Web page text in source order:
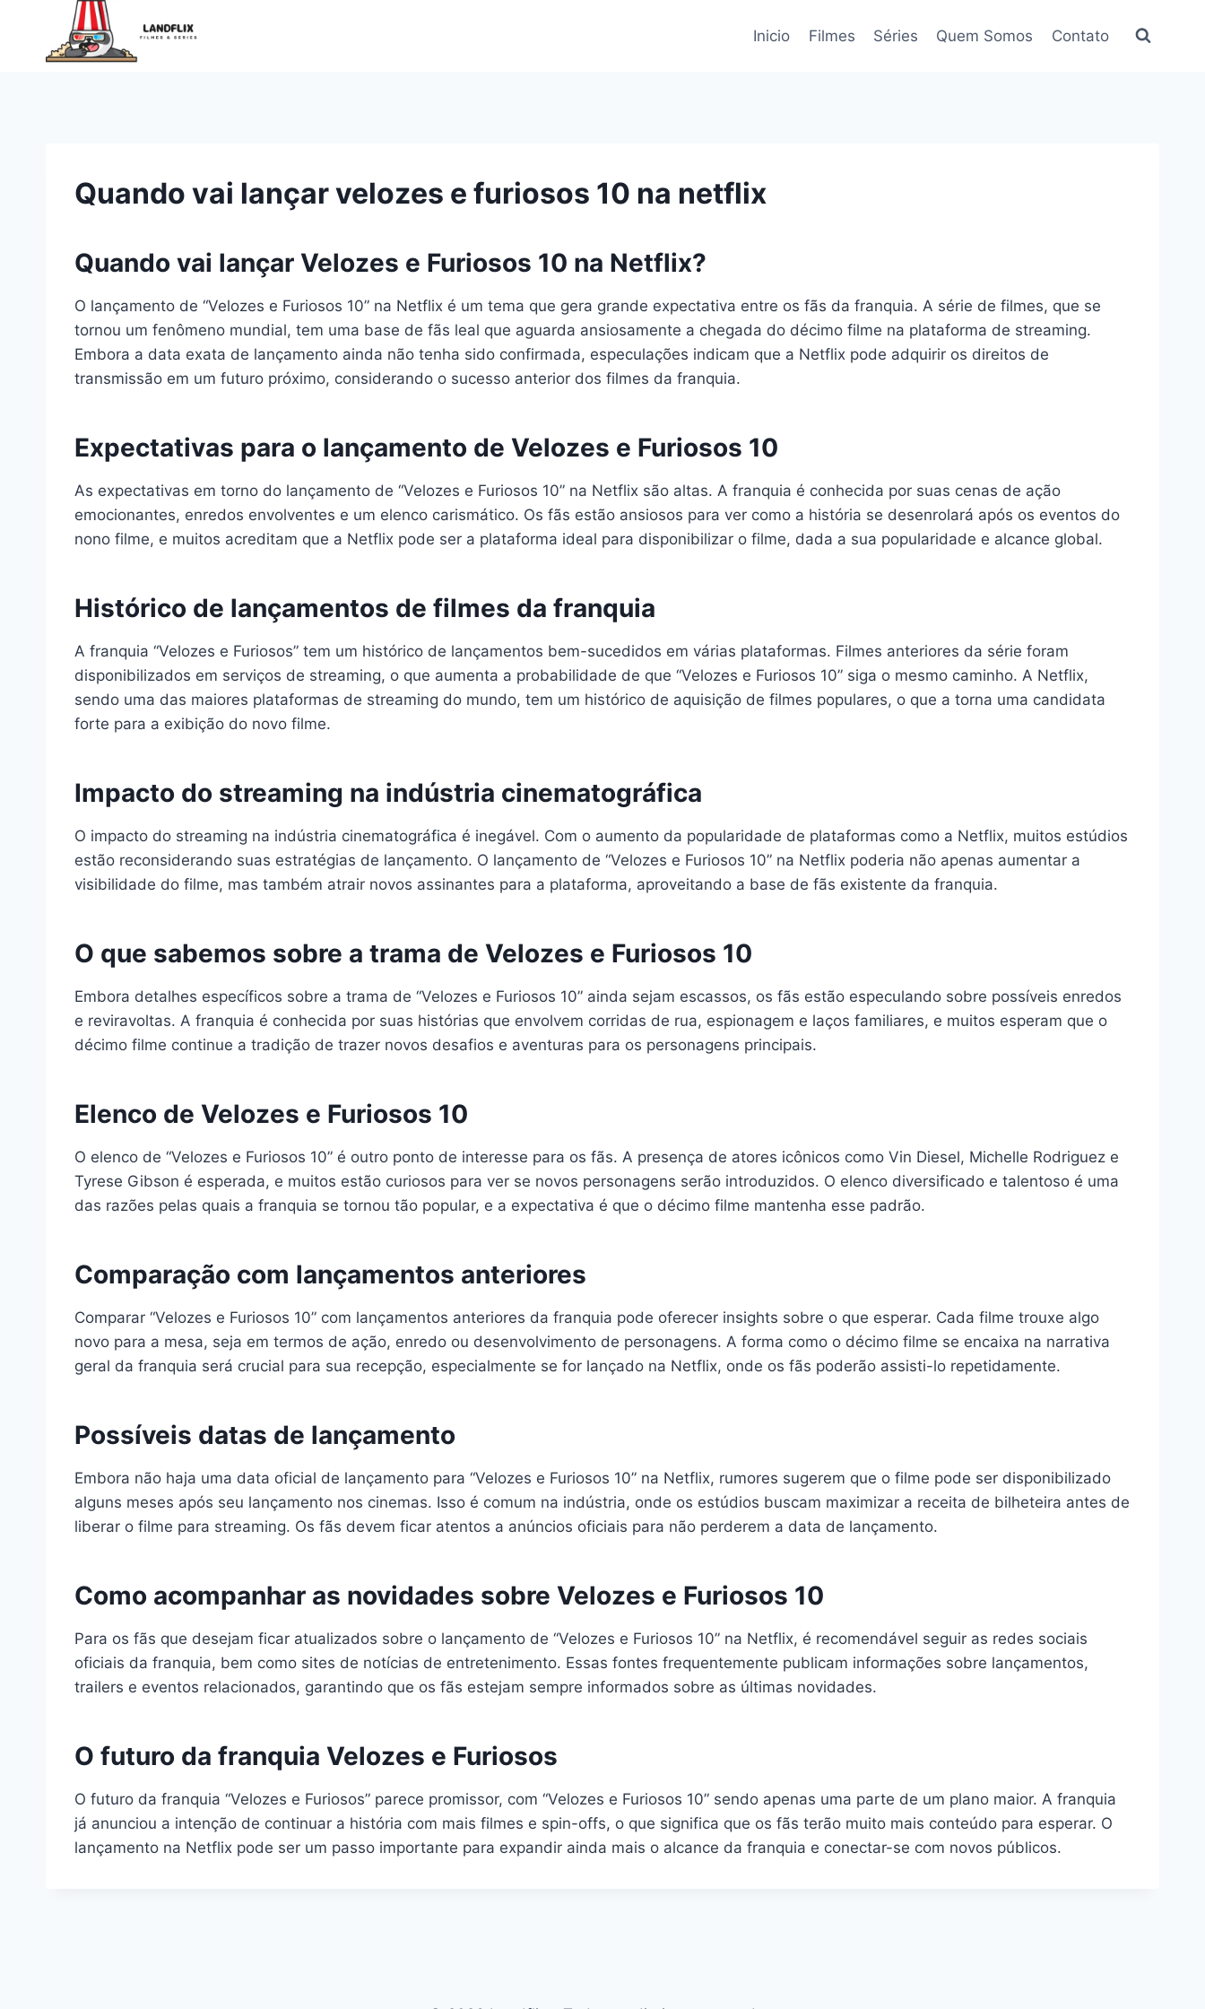
Inicio Filmes Séries Quem Somos Contato
Quando vai lançar velozes e furiosos 10 na netflix
Quando vai lançar Velozes e Furiosos 10 na Netflix?
O lançamento de “Velozes e Furiosos 10” na Netflix é um tema que gera grande expectativa entre os fãs da franquia. A série de filmes, que se
tornou um fenômeno mundial, tem uma base de fãs leal que aguarda ansiosamente a chegada do décimo filme na plataforma de streaming.
Embora a data exata de lançamento ainda não tenha sido confirmada, especulações indicam que a Netflix pode adquirir os direitos de
transmissão em um futuro próximo, considerando o sucesso anterior dos filmes da franquia.
Expectativas para o lançamento de Velozes e Furiosos 10
As expectativas em torno do lançamento de “Velozes e Furiosos 10” na Netflix são altas. A franquia é conhecida por suas cenas de ação
emocionantes, enredos envolventes e um elenco carismático. Os fãs estão ansiosos para ver como a história se desenrolará após os eventos do
nono filme, e muitos acreditam que a Netflix pode ser a plataforma ideal para disponibilizar o filme, dada a sua popularidade e alcance global.
Histórico de lançamentos de filmes da franquia
A franquia “Velozes e Furiosos” tem um histórico de lançamentos bem-sucedidos em várias plataformas. Filmes anteriores da série foram
disponibilizados em serviços de streaming, o que aumenta a probabilidade de que “Velozes e Furiosos 10” siga o mesmo caminho. A Netflix,
sendo uma das maiores plataformas de streaming do mundo, tem um histórico de aquisição de filmes populares, o que a torna uma candidata
forte para a exibição do novo filme.
Impacto do streaming na indústria cinematográfica
O impacto do streaming na indústria cinematográfica é inegável. Com o aumento da popularidade de plataformas como a Netflix, muitos estúdios
estão reconsiderando suas estratégias de lançamento. O lançamento de “Velozes e Furiosos 10” na Netflix poderia não apenas aumentar a
visibilidade do filme, mas também atrair novos assinantes para a plataforma, aproveitando a base de fãs existente da franquia.
O que sabemos sobre a trama de Velozes e Furiosos 10
Embora detalhes específicos sobre a trama de “Velozes e Furiosos 10” ainda sejam escassos, os fãs estão especulando sobre possíveis enredos
e reviravoltas. A franquia é conhecida por suas histórias que envolvem corridas de rua, espionagem e laços familiares, e muitos esperam que o
décimo filme continue a tradição de trazer novos desafios e aventuras para os personagens principais.
Elenco de Velozes e Furiosos 10
O elenco de “Velozes e Furiosos 10” é outro ponto de interesse para os fãs. A presença de atores icônicos como Vin Diesel, Michelle Rodriguez e
Tyrese Gibson é esperada, e muitos estão curiosos para ver se novos personagens serão introduzidos. O elenco diversificado e talentoso é uma
das razões pelas quais a franquia se tornou tão popular, e a expectativa é que o décimo filme mantenha esse padrão.
Comparação com lançamentos anteriores
Comparar “Velozes e Furiosos 10” com lançamentos anteriores da franquia pode oferecer insights sobre o que esperar. Cada filme trouxe algo
novo para a mesa, seja em termos de ação, enredo ou desenvolvimento de personagens. A forma como o décimo filme se encaixa na narrativa
geral da franquia será crucial para sua recepção, especialmente se for lançado na Netflix, onde os fãs poderão assisti-lo repetidamente.
Possíveis datas de lançamento
Embora não haja uma data oficial de lançamento para “Velozes e Furiosos 10” na Netflix, rumores sugerem que o filme pode ser disponibilizado
alguns meses após seu lançamento nos cinemas. Isso é comum na indústria, onde os estúdios buscam maximizar a receita de bilheteira antes de
liberar o filme para streaming. Os fãs devem ficar atentos a anúncios oficiais para não perderem a data de lançamento.
Como acompanhar as novidades sobre Velozes e Furiosos 10
Para os fãs que desejam ficar atualizados sobre o lançamento de “Velozes e Furiosos 10” na Netflix, é recomendável seguir as redes sociais
oficiais da franquia, bem como sites de notícias de entretenimento. Essas fontes frequentemente publicam informações sobre lançamentos,
trailers e eventos relacionados, garantindo que os fãs estejam sempre informados sobre as últimas novidades.
O futuro da franquia Velozes e Furiosos
O futuro da franquia “Velozes e Furiosos” parece promissor, com “Velozes e Furiosos 10” sendo apenas uma parte de um plano maior. A franquia
já anunciou a intenção de continuar a história com mais filmes e spin-offs, o que significa que os fãs terão muito mais conteúdo para esperar. O
lançamento na Netflix pode ser um passo importante para expandir ainda mais o alcance da franquia e conectar-se com novos públicos.